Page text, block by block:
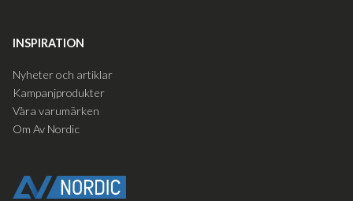
INSPIRATION
Nyheter och artiklar
Kampanjprodukter
Våra varumärken
Om Av Nordic